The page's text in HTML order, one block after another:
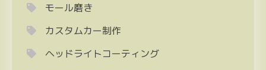
モール磨き
カスタムカー制作
ヘッドライトコーティング